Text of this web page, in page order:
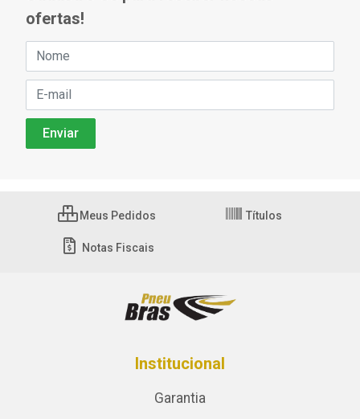
ofertas!
Meus Pedidos Títulos
Notas Fiscais
Institucional
Garantia